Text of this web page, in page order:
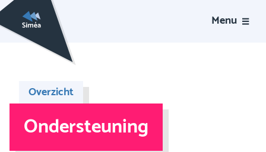
Menu
Overzicht
Ondersteuning